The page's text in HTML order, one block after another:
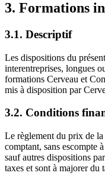
3. Formations
3.1. Descriptif
Les dispositions du
interentreprises, longues
formations Cerveau et
mis à disposition par
3.2. Conditions
Le règlement du prix de
comptant, sans escompte
sauf autres dispositions
taxes et sont à majorer